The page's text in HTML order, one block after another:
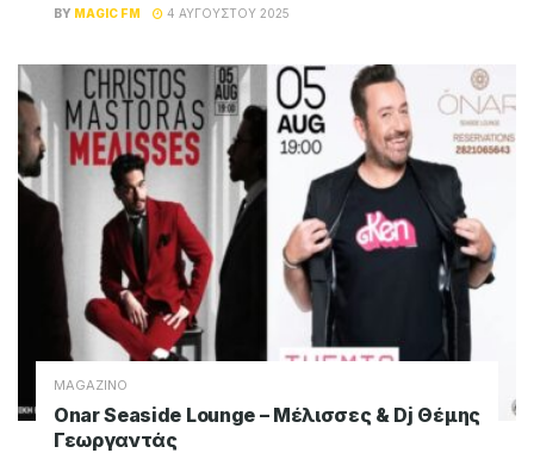
BY MAGIC FM 4 ΑΥΓΟΎΣΤΟΥ 2025
MAGAZINO
Onar Seaside Lounge – Μέλισσες & Dj Θέμης
Γεωργαντάς